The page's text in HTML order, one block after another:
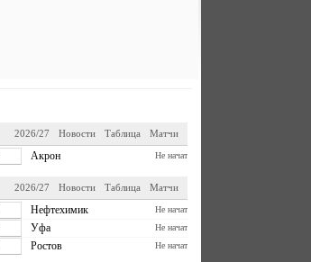
Матчи
Таблица
Новости
2026/27
Акрон Не начат
Матчи
Таблица
Новости
2026/27
Нефтехимик Не начат
Уфа Не начат
Ростов Не начат